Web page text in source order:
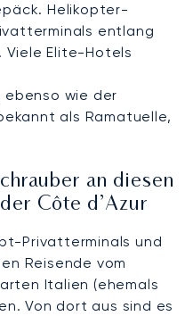
Helikopter-
entlang
Viele Elite-Hotels
wie der
als Ramatuelle,
an diesen
Côte d’Azur
Privatterminals und
Reisende vom
Italien (ehemals
Von dort aus sind es